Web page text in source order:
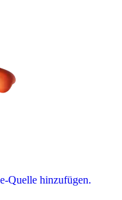
Quelle hinzufügen.